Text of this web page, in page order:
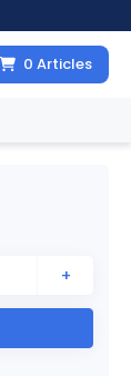
0 Articles
+